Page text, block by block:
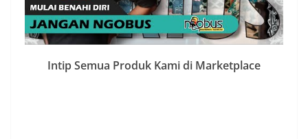
Intip Semua Produk Kami di Marketplace